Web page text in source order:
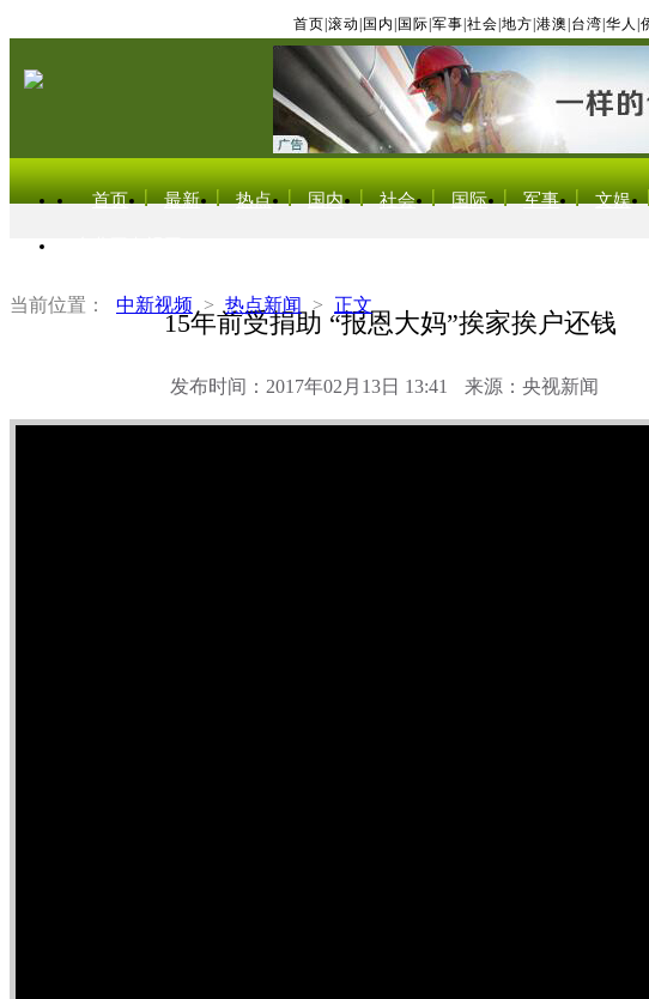
首页 滚动 国内 国际 军事 社会 地方 港澳 台湾 华人
首页 最新 热点 国内 社会 国际 军事 文娱
当前位置： 中新视频 > 热点新闻 > 正文
15年前受捐助 “报恩大妈”挨家挨户还钱
发布时间：2017年02月13日 13:41 来源：央视新闻